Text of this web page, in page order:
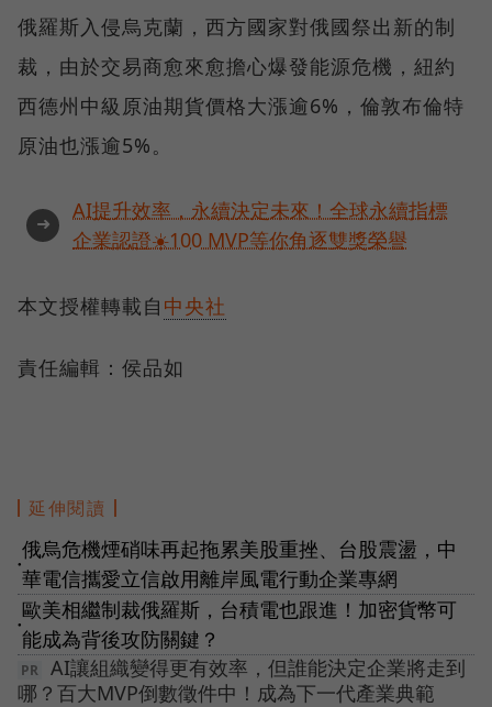
俄羅斯入侵烏克蘭，西方國家對俄國祭出新的制
裁，由於交易商愈來愈擔心爆發能源危機，紐約
西德州中級原油期貨價格大漲逾6%，倫敦布倫特
原油也漲逾5%。
➜
AI提升效率，永續決定未來！全球永續指標
企業認證☀️100 MVP等你角逐雙獎榮譽
本文授權轉載自 中央社
責任編輯：侯品如
延伸閱讀
●
俄烏危機煙硝味再起拖累美股重挫、台股震盪，中
華電信攜愛立信啟用離岸風電行動企業專網
●
歐美相繼制裁俄羅斯，台積電也跟進！加密貨幣可
能成為背後攻防關鍵？
AI讓組織變得更有效率，但誰能決定企業將走到
哪？百大MVP倒數徵件中！成為下一代產業典範